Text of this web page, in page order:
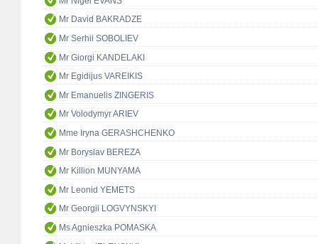
Mr David BAKRADZE
Mr Serhii SOBOLIEV
Mr Giorgi KANDELAKI
Mr Egidijus VAREIKIS
Mr Emanuelis ZINGERIS
Mr Volodymyr ARIEV
Mme Iryna GERASHCHENKO
Mr Boryslav BEREZA
Mr Killion MUNYAMA
Mr Leonid YEMETS
Mr Georgii LOGVYNSKYI
Ms Agnieszka POMASKA